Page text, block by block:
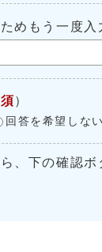
めもう一度入
）
回答を希望しない
、下の確認ボ